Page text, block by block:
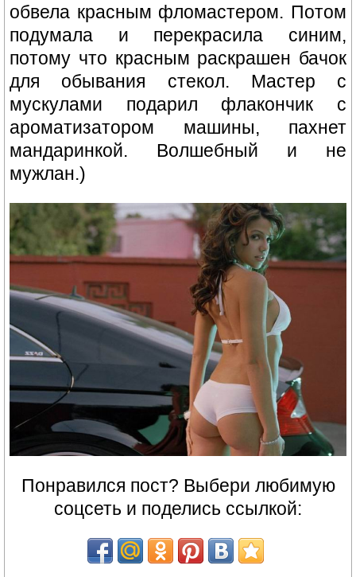
обвела красным фломастером. Потом
подумала и перекрасила синим,
потому что красным раскрашен бачок
для обывания стекол. Мастер с
мускулами подарил флакончик с
ароматизатором машины, пахнет
мандаринкой. Волшебный и не
мужлан.)
Понравился пост? Выбери любимую
соцсеть и поделись ссылкой: